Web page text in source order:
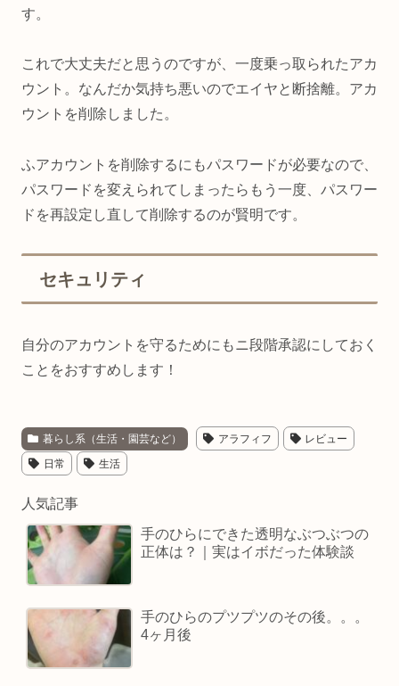
す。
これで大丈夫だと思うのですが、一度乗っ取られたアカ
ウント。なんだか気持ち悪いのでエイヤと断捨離。アカ
ウントを削除しました。
ふアカウントを削除するにもパスワードが必要なので、
パスワードを変えられてしまったらもう一度、パスワー
ドを再設定し直して削除するのが賢明です。
セキュリティ
自分のアカウントを守るためにもニ段階承認にしておく
ことをおすすめします！
暮らし系（生活・園芸など） アラフィフ レビュー
日常 生活
人気記事
手のひらにできた透明なぶつぶつの
正体は？｜実はイボだった体験談
手のひらのプツプツのその後。。。
4ヶ月後